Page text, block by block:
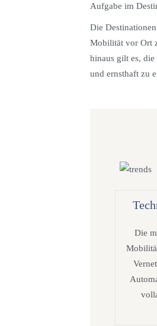
Aufgabe im
Die
Mobilität vor Ort
hinaus gilt es,
und ernsthaft zu
Die